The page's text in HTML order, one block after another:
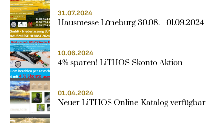
31.07.2024
Hausmesse Lüneburg 30.08. - 01.09.2024
10.06.2024
4% sparen! LiTHOS Skonto Aktion
01.04.2024
Neuer LiTHOS Online-Katalog verfügbar